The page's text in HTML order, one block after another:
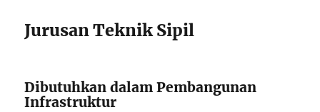
Jurusan Teknik Sipil
Dibutuhkan dalam Pembangunan
Infrastruktur